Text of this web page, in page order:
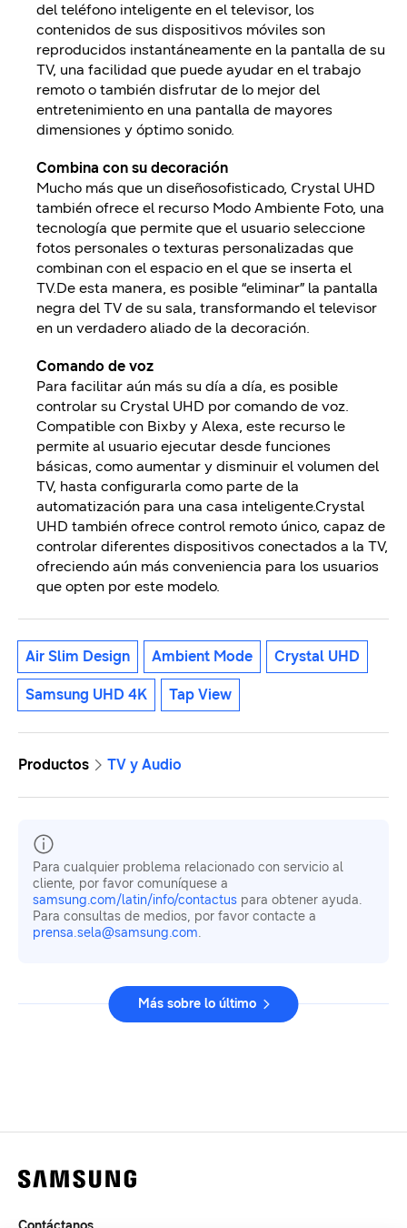
del teléfono inteligente en el televisor, los
contenidos de sus dispositivos móviles son
reproducidos instantáneamente en la pantalla de su
TV, una facilidad que puede ayudar en el trabajo
remoto o también disfrutar de lo mejor del
entretenimiento en una pantalla de mayores
dimensiones y óptimo sonido.
Combina con su decoración
Mucho más que un diseñosofisticado, Crystal UHD
también ofrece el recurso Modo Ambiente Foto, una
tecnología que permite que el usuario seleccione
fotos personales o texturas personalizadas que
combinan con el espacio en el que se inserta el
TV.De esta manera, es posible “eliminar” la pantalla
negra del TV de su sala, transformando el televisor
en un verdadero aliado de la decoración.
Comando de voz
Para facilitar aún más su día a día, es posible
controlar su Crystal UHD por comando de voz.
Compatible con Bixby y Alexa, este recurso le
permite al usuario ejecutar desde funciones
básicas, como aumentar y disminuir el volumen del
TV, hasta configurarla como parte de la
automatización para una casa inteligente.Crystal
UHD también ofrece control remoto único, capaz de
controlar diferentes dispositivos conectados a la TV,
ofreciendo aún más conveniencia para los usuarios
que opten por este modelo.
Air Slim Design Ambient Mode Crystal UHD
Samsung UHD 4K Tap View
Productos TV y Audio
Para cualquier problema relacionado con servicio al
cliente, por favor comuníquese a
samsung.com/latin/info/contactus para obtener ayuda.
Para consultas de medios, por favor contacte a
prensa.sela@samsung.com.
Más sobre lo último